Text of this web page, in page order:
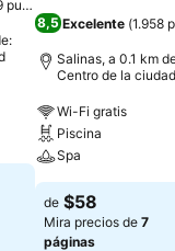
puntuaciones
8,5 Excelente (1.958
Salinas, a 0.1 km
Centro de la ciudad
Wi-Fi gratis
Piscina
Spa
de $58
Mira precios de 7
páginas